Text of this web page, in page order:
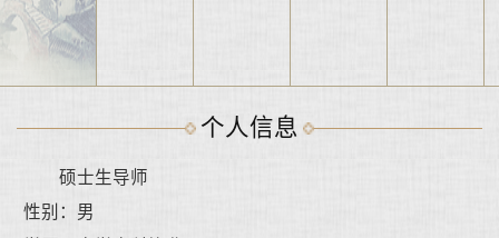
个人信息
硕士生导师
性别：男